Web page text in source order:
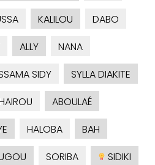
KALILOU
DABO
ALLY
NANA
SIDY
SYLLA DIAKITE
ABOULAÉ
HALOBA
BAH
SORIBA SIDIKI